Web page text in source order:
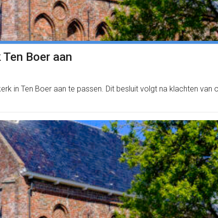
Boer aan
in Ten Boer aan te passen. Dit besluit volgt na klachten